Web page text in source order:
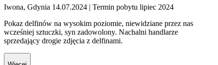
Iwona, Gdynia 14.07.2024 | Termin pobytu lipiec 2024
Pokaz delfinów na wysokim poziomie, niewidziane przez nas
wcześniej sztuczki, syn zadowolony. Nachalni handlarze
sprzedający drogie zdjęcia z delfinami.